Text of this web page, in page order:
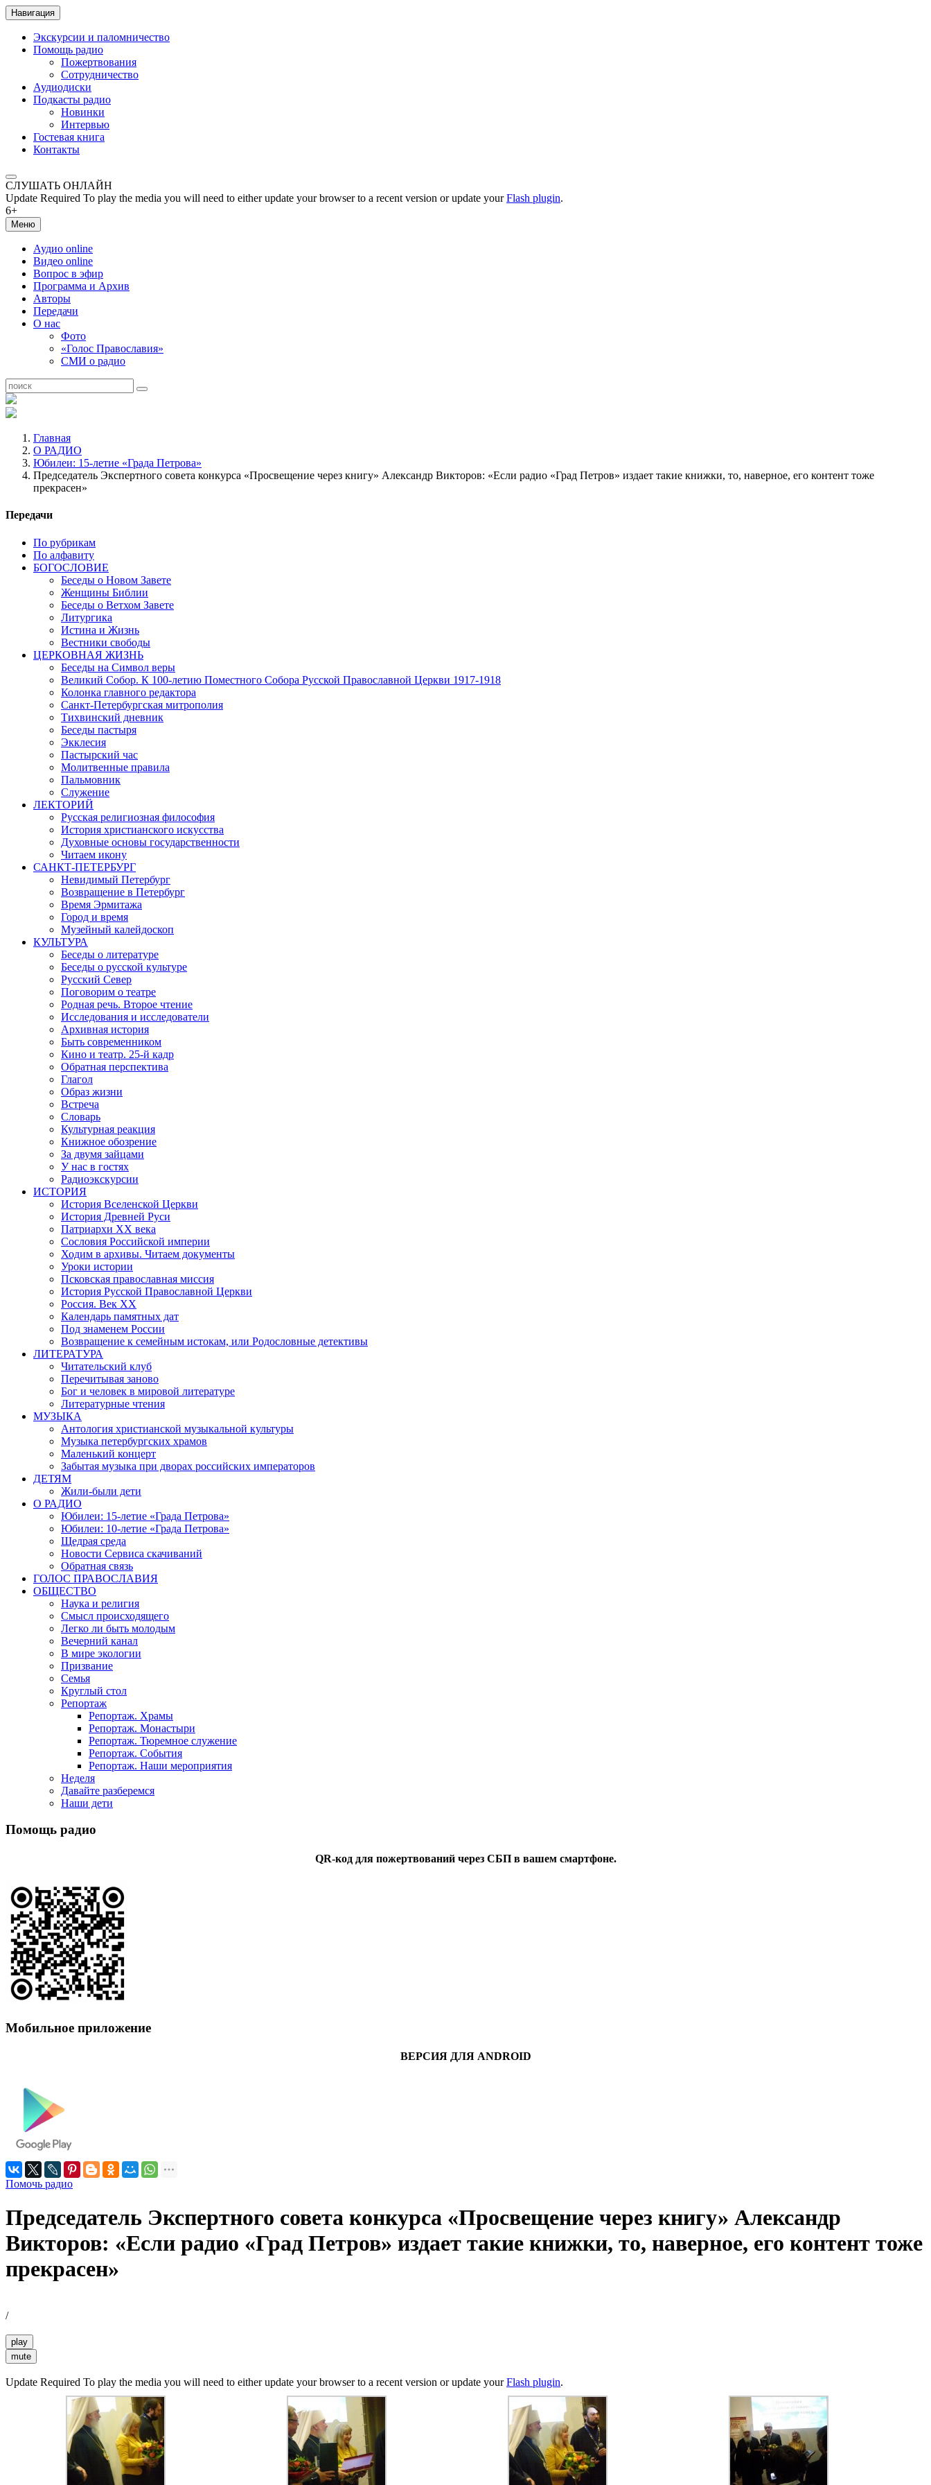
Навигация
Экскурсии и паломничество
Помощь радио
Пожертвования
Сотрудничество
Аудиодиски
Подкасты радио
Новинки
Интервью
Гостевая книга
Контакты
СЛУШАТЬ ОНЛАЙН
Update Required To play the media you will need to either update your browser to a recent version or update yourFlash plugin.
6+
Меню
Аудио online
Видео online
Вопрос в эфир
Программа и Архив
Авторы
Передачи
О нас
Фото
«Голос Православия»
СМИ о радио
Главная
О РАДИО
Юбилеи: 15-летие «Града Петрова»
Председатель Экспертного совета конкурса «Просвещение через книгу» Александр Викторов: «Если радио «Град Петров» издает такие книжки, то, наверное, его контент тоже
прекрасен»
Передачи
По рубрикам
По алфавиту
БОГОСЛОВИЕ
Беседы о Новом Завете
Женщины Библии
Беседы о Ветхом Завете
Литургика
Истина и Жизнь
Вестники свободы
ЦЕРКОВНАЯ ЖИЗНЬ
Беседы на Символ веры
Великий Собор. К 100-летию Поместного Собора Русской Православной Церкви 1917-1918
Колонка главного редактора
Санкт-Петербургская митрополия
Тихвинский дневник
Беседы пастыря
Экклесия
Пастырский час
Молитвенные правила
Пальмовник
Служение
ЛЕКТОРИЙ
Русская религиозная философия
История христианского искусства
Духовные основы государственности
Читаем икону
САНКТ-ПЕТЕРБУРГ
Невидимый Петербург
Возвращение в Петербург
Время Эрмитажа
Город и время
Музейный калейдоскоп
КУЛЬТУРА
Беседы о литературе
Беседы о русской культуре
Русский Север
Поговорим о театре
Родная речь. Второе чтение
Исследования и исследователи
Архивная история
Быть современником
Кино и театр. 25-й кадр
Обратная перспектива
Глагол
Образ жизни
Встреча
Словарь
Культурная реакция
Книжное обозрение
За двумя зайцами
У нас в гостях
Радиоэкскурсии
ИСТОРИЯ
История Вселенской Церкви
История Древней Руси
Патриархи XX века
Сословия Российской империи
Ходим в архивы. Читаем документы
Уроки истории
Псковская православная миссия
История Русской Православной Церкви
Россия. Век ХХ
Календарь памятных дат
Под знаменем России
Возвращение к семейным истокам, или Родословные детективы
ЛИТЕРАТУРА
Читательский клуб
Перечитывая заново
Бог и человек в мировой литературе
Литературные чтения
МУЗЫКА
Антология христианской музыкальной культуры
Музыка петербургских храмов
Маленький концерт
Забытая музыка при дворах российских императоров
ДЕТЯМ
Жили-были дети
О РАДИО
Юбилеи: 15-летие «Града Петрова»
Юбилеи: 10-летие «Града Петрова»
Щедрая среда
Новости Сервиса скачиваний
Обратная связь
ГОЛОС ПРАВОСЛАВИЯ
ОБЩЕСТВО
Наука и религия
Смысл происходящего
Легко ли быть молодым
Вечерний канал
В мире экологии
Призвание
Семья
Круглый стол
Репортаж
Репортаж. Храмы
Репортаж. Монастыри
Репортаж. Тюремное служение
Репортаж. События
Репортаж. Наши мероприятия
Неделя
Давайте разберемся
Наши дети
Помощь радио
QR-код для пожертвований через СБП в вашем смартфоне.
Мобильное приложение
ВЕРСИЯ ДЛЯ ANDROID
Помочь радио
Председатель Экспертного совета конкурса «Просвещение через книгу» Александр
Викторов: «Если радио «Град Петров» издает такие книжки, то, наверное, его контент тоже
прекрасен»
/
play
mute
Update Required To play the media you will need to either update your browser to a recent version or update yourFlash plugin.